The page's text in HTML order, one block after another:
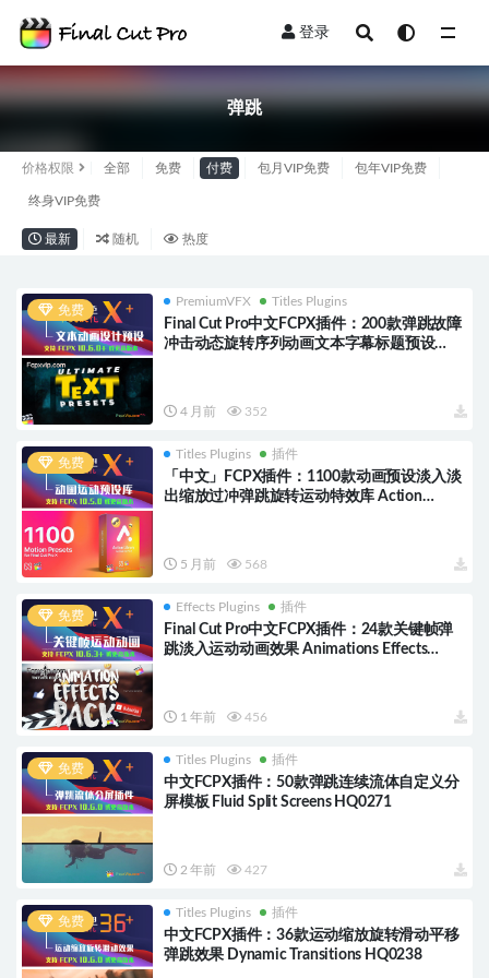
登录
弹跳
价格权限 全部 免费 付费 包月VIP免费 包年VIP免费
终身VIP免费
最新 随机 热度
免费
PremiumVFX Titles Plugins
Final Cut Pro中文FCPX插件：200款弹跳故障
冲击动态旋转序列动画文本字幕标题预设
4 月前 352
免费
Titles Plugins 插件
「中文」FCPX插件：1100款动画预设淡入淡
出缩放过冲弹跳旋转运动特效库 Action
5 月前 568
免费
Effects Plugins 插件
Final Cut Pro中文FCPX插件：24款关键帧弹
跳淡入运动动画效果 Animations Effects
1 年前 456
免费
Titles Plugins 插件
中文FCPX插件：50款弹跳连续流体自定义分
屏模板 Fluid Split Screens HQ0271
2 年前 427
免费
Titles Plugins 插件
中文FCPX插件：36款运动缩放旋转滑动平移
弹跳效果 Dynamic Transitions HQ0238